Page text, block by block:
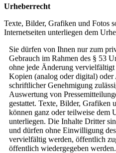
Urheberrecht
Texte, Bilder, Grafiken und Fotos
Internetseiten unterliegen dem
Sie dürfen von Ihnen nur zum
Gebrauch im Rahmen des § 53
ohne jede Änderung
Kopien (analog oder digital) oder
schriftlicher Genehmigung
Auswertung von
gestattet. Texte, Bilder, Grafiken
können ganz oder teilweise dem
unterliegen. Die Inhalte Dritter
und dürfen ohne Einwilligung
vervielfältig werden, öffentlich
öffentlich wiedergegeben werden.